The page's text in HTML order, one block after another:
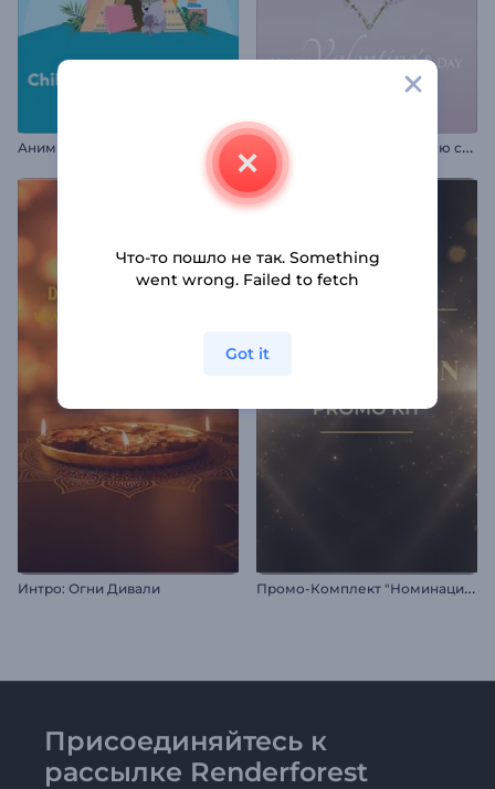
А
нимированная открытка ко Дню детей Ц
веточная заставка ко Дню св. Валентина
Интро: Огни Дивали П
ромо-Комплект "Номинации на Премию"
Присоединяйтесь к
рассылке Renderforest
Что-то пошло не так. Something
went wrong. Failed to fetch
Got it